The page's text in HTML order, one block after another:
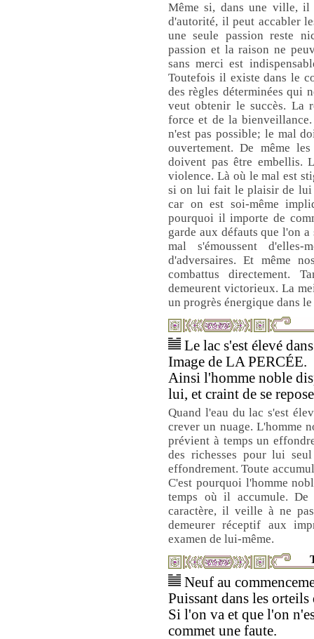
Même si, dans une ville,
d'autorité, il peut accabler
une seule passion reste
passion et la raison ne
sans merci est
Toutefois il existe dans le
des règles déterminées qui
veut obtenir le succès. La
force et de la
n'est pas possible; le mal
ouvertement. De même
doivent pas être embellis.
violence. Là où le mal est
si on lui fait le plaisir de lui
car on est soi-même
pourquoi il importe de
garde aux défauts que l'on
mal s'émoussent
d'adversaires. Et même
combattus directement.
demeurent victorieux. La
un progrès énergique dans
Le lac s'est élevé
Image de LA PERCÉE.
Ainsi l'homme noble
lui, et craint de se
Quand l'eau du lac s'est
crever un nuage. L'homme
prévient à temps un
des richesses pour lui
effondrement. Toute
C'est pourquoi l'homme
temps où il accumule. De
caractère, il veille à ne
demeurer réceptif aux
examen de lui-même.
Neuf au
Puissant dans les
Si l'on va et que l'on
commet une faute.